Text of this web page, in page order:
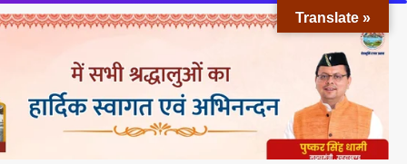
Translate »